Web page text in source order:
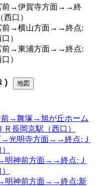
前→伊賀寺方面→→終
口）
前→横山方面→→終点:
）
前→東浦方面→→終点:
）
地図
前→舞塚→旭が丘ホーム
長岡京駅（西口）
→光明寺方面→→終点:Ｊ
明神前方面→→終点:Ｊ
明神前方面→→終点:新